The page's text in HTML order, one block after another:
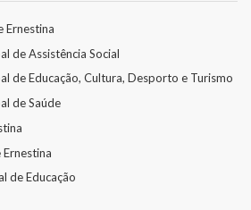
Ernestina
de Assistência Social
de Educação, Cultura, Desporto e Turismo
de Saúde
de Educação